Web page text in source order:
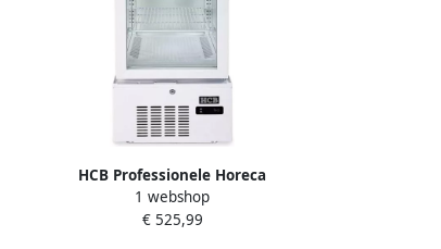
HCB Professionele Horeca
Gebaksvitrine 92 liter wit 230V
Koelvitrine 43.4x39.8x115.4 cm
1 webshop
€ 525,99